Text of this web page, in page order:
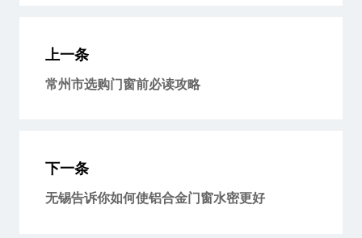
上一条
常州市选购门窗前必读攻略
下一条
无锡告诉你如何使铝合金门窗水密更好